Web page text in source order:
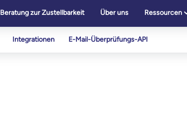
Beratung zur Zustellbarkeit Über uns Ressourcen
Integrationen E-Mail-Überprüfungs-API